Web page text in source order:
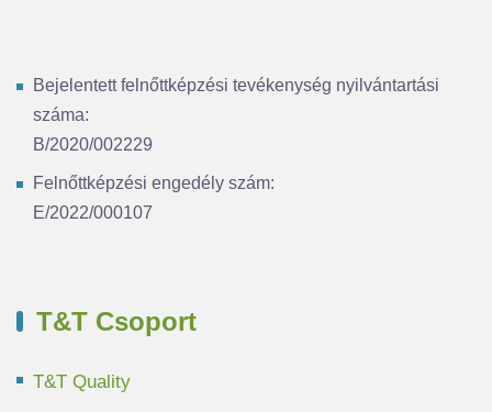
Bejelentett felnőttképzési tevékenység nyilvántartási
száma:
B/2020/002229
Felnőttképzési engedély szám:
E/2022/000107
T&T Csoport
T&T Quality